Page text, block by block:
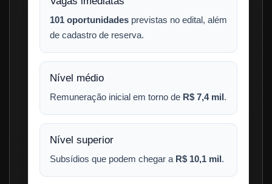
101 oportunidades previstas no edital, além
de cadastro de reserva.
Nível médio
Remuneração inicial em torno de R$ 7,4 mil.
Nível superior
Subsídios que podem chegar a R$ 10,1 mil.